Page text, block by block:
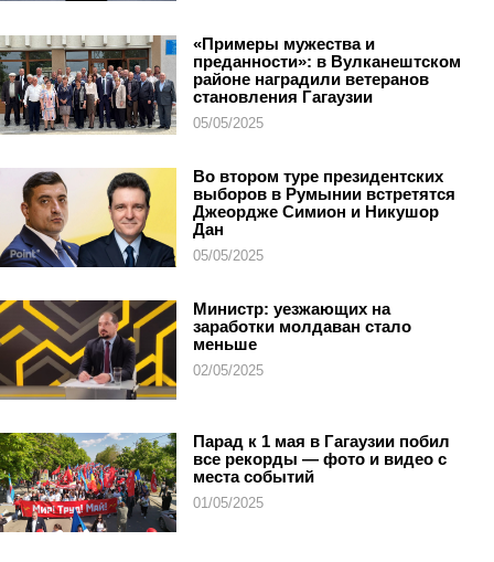
«Примеры мужества и
преданности»: в Вулканештском
районе наградили ветеранов
становления Гагаузии
05/05/2025
Во втором туре президентских
выборов в Румынии встретятся
Джеордже Симион и Никушор
Дан
05/05/2025
Министр: уезжающих на
заработки молдаван стало
меньше
02/05/2025
Парад к 1 мая в Гагаузии побил
все рекорды — фото и видео с
места событий
01/05/2025